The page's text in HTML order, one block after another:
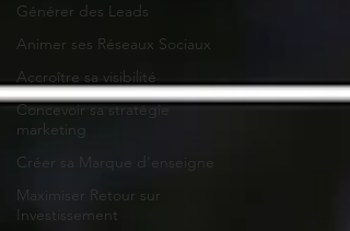
Générer des Leads
Animer ses Réseaux Sociaux
Accroître sa visibilité
Concevoir sa stratégie
marketing
Créer sa Marque d'enseigne
Maximiser Retour sur
Investissement